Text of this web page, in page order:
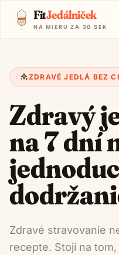
FitJedálniček
NA MIERU ZA 30 SEK
ZDRAVÉ JEDLÁ BEZ
Zdravý
na 7 dní
Zdravé stravovanie
recepte. Stojí na